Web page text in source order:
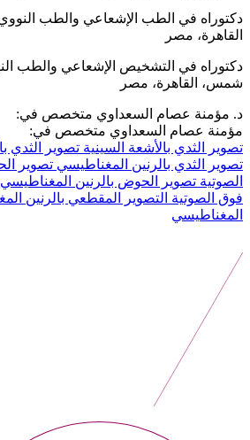
دكتوراه في الطب الإشعاعي والطب
القاهرة، مصر
دكتوراه في التشخيص الإشعاعي والطب
شمس، القاهرة، مصر
د. مؤمنة عصام السعداوي متخصص في:
مؤمنة عصام السعداوي متخصص في:
تصوير الثدي بالأشعة السينية تصوير الثدي
تصوير الثدي بالرنين المغناطيسي تصوير
الصوتية تصوير الحوض بالرنين المغناطيسي
فوق الصوتية التصوير المقطعي بالرنين
المغناطيسي